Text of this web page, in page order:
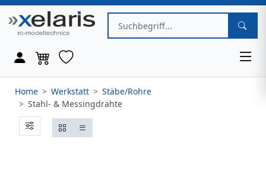
Home Werkstatt
Stäbe/Rohre
Stahl- & Messingdrähte